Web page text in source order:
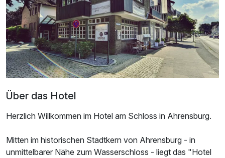
Doppelzimmer Komfort
2 Erwachsene und 1 Kind
Über das Hotel
Herzlich Willkommen im Hotel am Schloss in Ahrensburg.
Mitten im historischen Stadtkern von Ahrensburg - in
unmittelbarer Nähe zum Wasserschloss - liegt das "Hotel